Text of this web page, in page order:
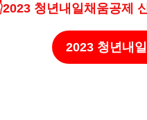
청년내일채움공제
2023 청년내